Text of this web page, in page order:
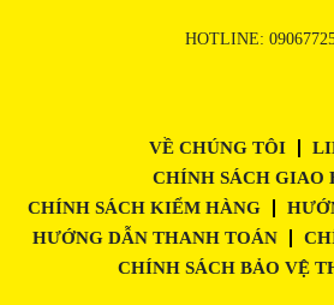
HOTLINE:
VỀ CHÚNG TÔI
CHÍNH SÁCH GIAO
CHÍNH SÁCH KIỂM HÀNG
HƯỚNG DẪN THANH TOÁN
CHÍNH SÁCH BẢO VỆ